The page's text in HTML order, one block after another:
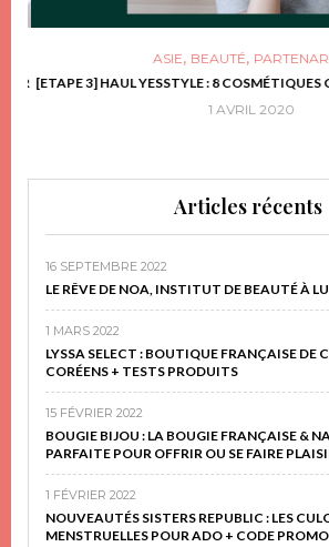
ASIE, BEAUTÉ,
[ETAPE 3] HAUL YESSTYLE : 8 COSMÉTIQUES
1 AVRIL 2020
Articles récents
16 SEPTEMBRE 2022
LE RÊVE DE NOA, INSTITUT DE BEAUTÉ À
1 MARS 2022
LYSSA SELECT : BOUTIQUE FRANÇAISE DE
CORÉENS + TESTS PRODUITS
15 FÉVRIER 2022
BOUGIE BIJOU : LA BOUGIE FRANÇAISE &
PARFAITE POUR OFFRIR OU SE FAIRE
1 FÉVRIER 2022
NOUVEAUTÉS SISTERS REPUBLIC : LES
MENSTRUELLES POUR ADO + CODE PROMO